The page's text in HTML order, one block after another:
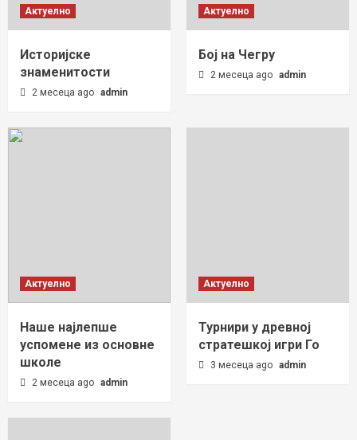
Актуелно
Историјске
знаменитости
2 месеца ago admin
Актуелно
Бој на Чегру
2 месеца ago admin
Актуелно
Наше најлепше
успомене из основне
школе
2 месеца ago admin
Актуелно
Турнири у древној
стратешкој игри Го
3 месеца ago admin